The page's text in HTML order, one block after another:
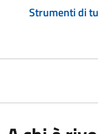
Strumenti di